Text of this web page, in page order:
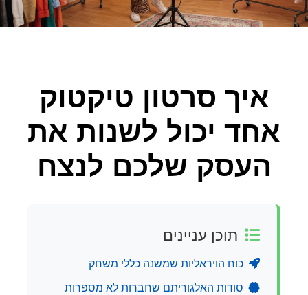
איך סרטון טיקטוק
אחד יכול לשנות את
העסק שלכם לנצח
תוכן עניינים
כוח הויראליות שמשנה כללי משחק
סודות האלגוריתם שחברות לא מספרות